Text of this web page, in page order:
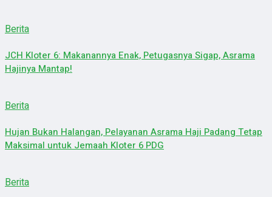
Berita
JCH Kloter 6: Makanannya Enak, Petugasnya Sigap, Asrama
Hajinya Mantap!
Berita
Hujan Bukan Halangan, Pelayanan Asrama Haji Padang Tetap
Maksimal untuk Jemaah Kloter 6 PDG
Berita